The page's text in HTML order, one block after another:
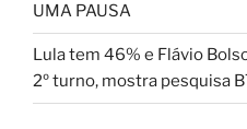
UMA PAUSA
Lula tem 46% e Flávio
2º turno, mostra pesquisa